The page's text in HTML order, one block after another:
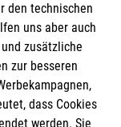
den technischen
uns aber auch
zusätzliche
zur besseren
dass Cookies
werden. Sie